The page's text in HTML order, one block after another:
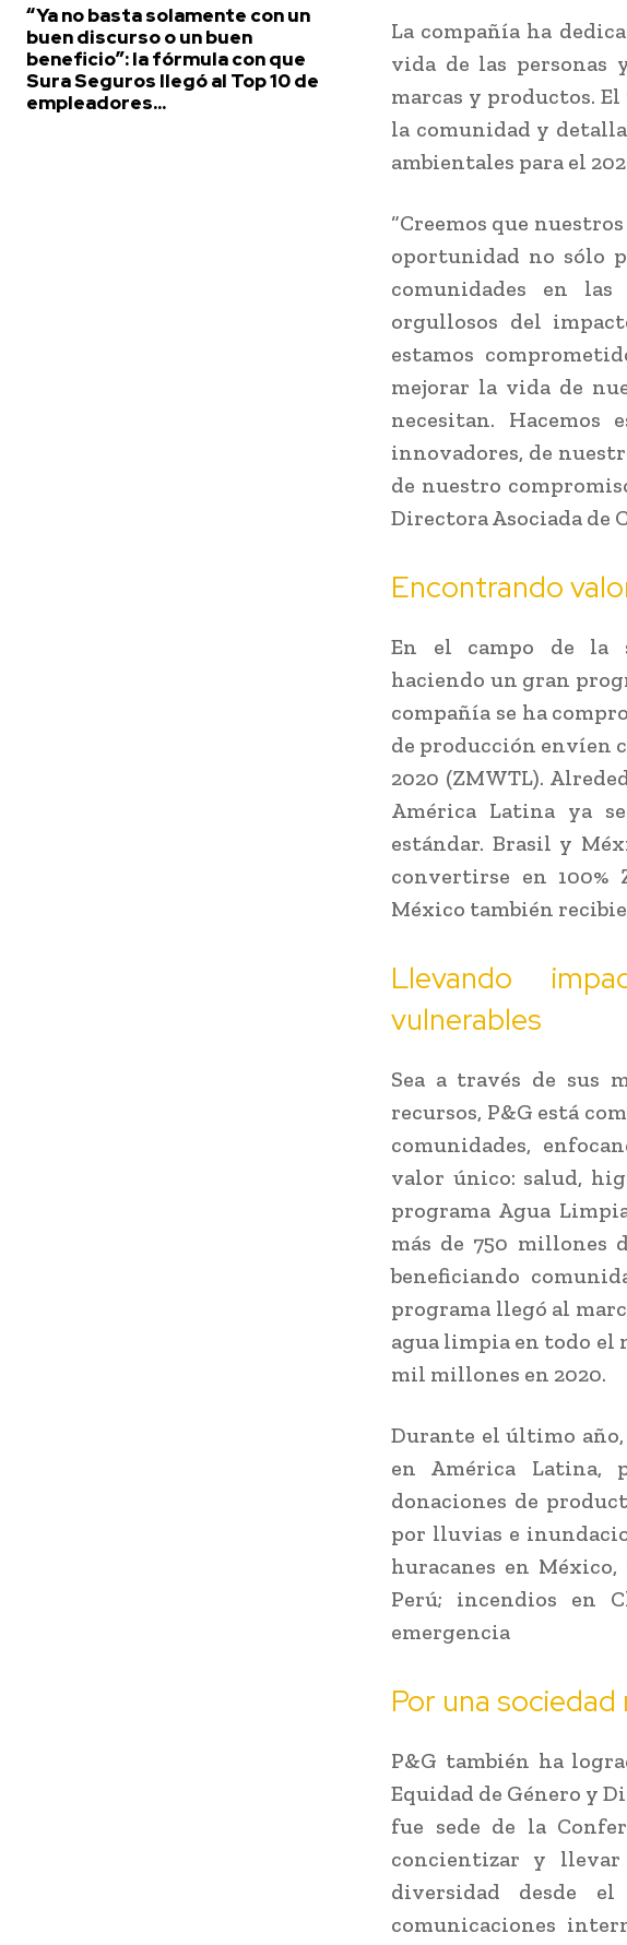
“Ya no basta solamente con un
buen discurso o un buen
beneficio”: la fórmula con que
Sura Seguros llegó al Top 10 de
empleadores...
La compañía ha
vida de las personas
marcas y productos.
la comunidad y
ambientales para el
“Creemos que
oportunidad no sólo
comunidades en
orgullosos del
estamos
mejorar la vida de
necesitan.
innovadores, de
de nuestro
Directora Asociada de
Encontrando
En el campo de la
haciendo un gran
compañía se ha
de producción envíen
2020 (ZMWTL).
América Latina ya
estándar. Brasil y
convertirse en 100%
México también
Llevando
vulnerables
Sea a través de sus
recursos, P&G está
comunidades,
valor único: salud,
programa Agua
más de 750 millones
beneficiando
programa llegó al
agua limpia en todo el
mil millones en 2020.
Durante el último año,
en América Latina,
donaciones de
por lluvias e
huracanes en
Perú; incendios en
emergencia
Por una
P&G también ha
Equidad de Género y
fue sede de la
concientizar y llevar
diversidad desde
comunicaciones